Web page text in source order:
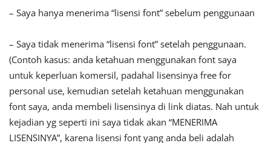
– Saya hanya menerima “lisensi font” sebelum penggunaan
– Saya tidak menerima “lisensi font” setelah penggunaan.
(Contoh kasus: anda ketahuan menggunakan font saya
untuk keperluan komersil, padahal lisensinya free for
personal use, kemudian setelah ketahuan menggunakan
font saya, anda membeli lisensinya di link diatas. Nah untuk
kejadian yg seperti ini saya tidak akan “MENERIMA
LISENSINYA”, karena lisensi font yang anda beli adalah